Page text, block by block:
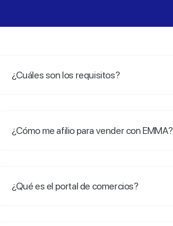
¿Cuáles son los requisitos?
¿Cómo me afilio para vender con EMMA?
¿Qué es el portal de comercios?